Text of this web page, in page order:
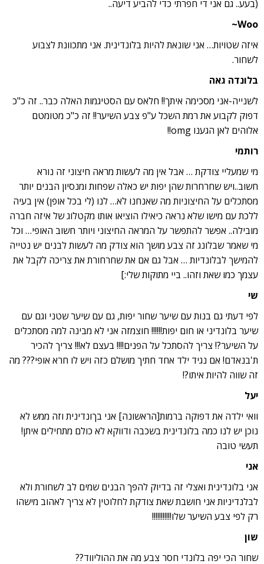
(בעע.. גם אני די חפרתי כדי להביע דיעה..
Woo~
איזה שטויות… אני שונאת להיות בלונדינית. אני מתכוונת לצבוע
לשחור.
בלונדה גאה
לשנייה-אני מסכימה איתך!! חלאס עם הסטיגמות האלה כבר.. זה כ"כ
דפוק לקבוע את רמת השכל ע"פ צבע השיער!! זה כ"כ מטומטם
אלוהים לאן הגענו omg!!
רותמי
מי שמעליי צודקת … אבל אין מה לעשות מראה חיצוני זה נורא
חשוב..ויש שחרחרות שהן יפות יש כאלה שפחות ומנסיון הבנים יותר
מסתכלים על החיצוניות מה שאנחנו לא… לנו (לי בכל אופן) אין בעיה
ללכת עם מישו שלא נראה כיאילו הוציאו אותו מקטלוג של איזה חברה
מובילה.. אפשר להתפשר על המראה החיצוני ויותר חשוב האופי… וכל
מי שאמר שבלונג זה צבע מושך הוא צודק מה לעשות לבנים יש נטייה
להמישך לבלונדיות … אבל גם אם את שחרחורת את צריכה לקבל את
עצמך כמו שאת וזהו.. ביי מתוקות שלי:]
שי
לפי דעתי גם בנות עם שיער שחור יפות, גם עם שיער שטני וגם עם
שיער בלונדיני או חום יפות!!!!!! חוצמזה אני לא מבינה למה מסתכלים
על השיער?! צריך להסתכל על הפנים!!!! בעצם לא!!! צריך להכיר
ת'בנאדם! אם נגיד ילד אחד חתיך מושלם כזה ויש לו חרא אופי??? מה
זה שווה להיות איתו?!
יעל
וואי ילדה את דפוקה ברמות[הראשונה] אני בךונדינית וזה ממש לא
נוכן יש לנו כמה בלונדינית בשכבה ודווקא לא כולם מתחילים איתן!
תעשי טובה
אני
אני בלונדינית ואצלי זה בדיוק להפך הבנים שמים לב לשחורת ולא
לבלנדיניות אני חושבת שאת צודקת לחלוטין לא צריך לאהוב מישהו
רק לפי צבע השיער שלו!!!!!!!!!!!
שון
שחור הכי יפה בלונדי חסר צבע מה את ההוליווד??